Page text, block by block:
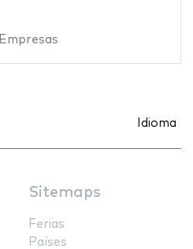
Empresas
Idioma
Sitemaps
Ferias
Países